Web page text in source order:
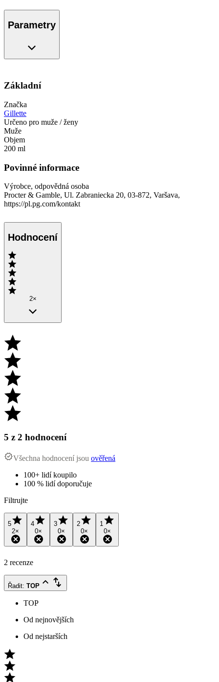
Parametry
Základní
Značka
Gillette
Určeno pro muže / ženy
Muže
Objem
200 ml
Povinné informace
Výrobce, odpovědná osoba
Procter & Gamble, Ul. Zabraniecka 20, 03-872, Varšava,
https://pl.pg.com/kontakt
Hodnocení
2×
5 z 2 hodnocení
Všechna hodnocení jsou ověřená
100+ lidí koupilo
100 % lidí doporučuje
Filtrujte
5
2×
4
0×
3
0×
2
0×
1
0×
2 recenze
Řadit: TOP
TOP
Od nejnovějších
Od nejstarších